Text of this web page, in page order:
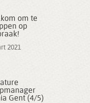
om te
op
2021
Gent (4/5)